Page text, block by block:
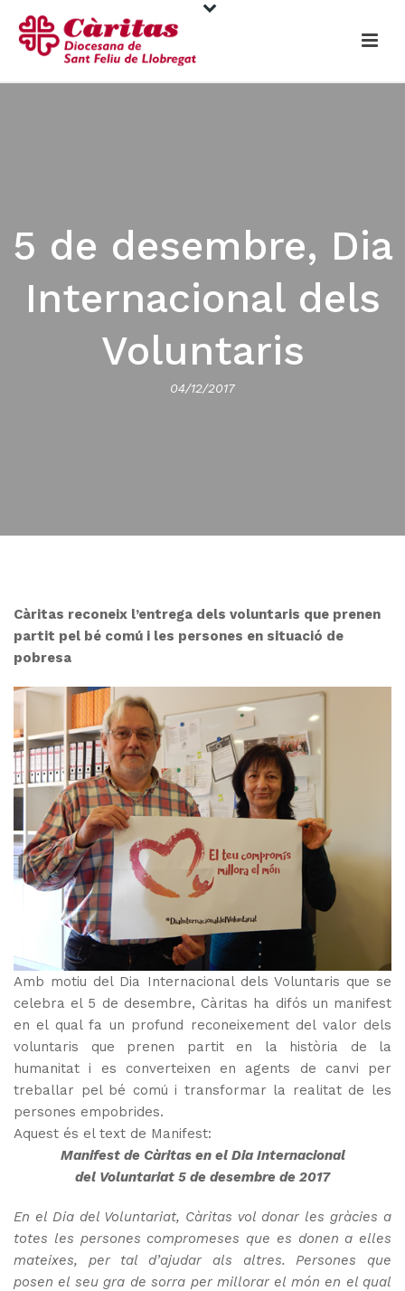
5 de desembre, Dia
Internacional dels
Voluntaris
04/12/2017
Càritas reconeix l’entrega dels voluntaris que prenen
partit pel bé comú i les persones en situació de
pobresa
Amb motiu del Dia Internacional dels Voluntaris que se
celebra el 5 de desembre, Càritas ha difós un manifest
en el qual fa un profund reconeixement del valor dels
voluntaris que prenen partit en la història de la
humanitat i es converteixen en agents de canvi per
treballar pel bé comú i transformar la realitat de les
persones empobrides.
Aquest és el text de Manifest:
Manifest de Càritas en el Dia Internacional
del Voluntariat 5 de desembre de 2017
En el Dia del Voluntariat, Càritas vol donar les gràcies a
totes les persones compromeses que es donen a elles
mateixes, per tal d’ajudar als altres. Persones que
posen el seu gra de sorra per millorar el món en el qual